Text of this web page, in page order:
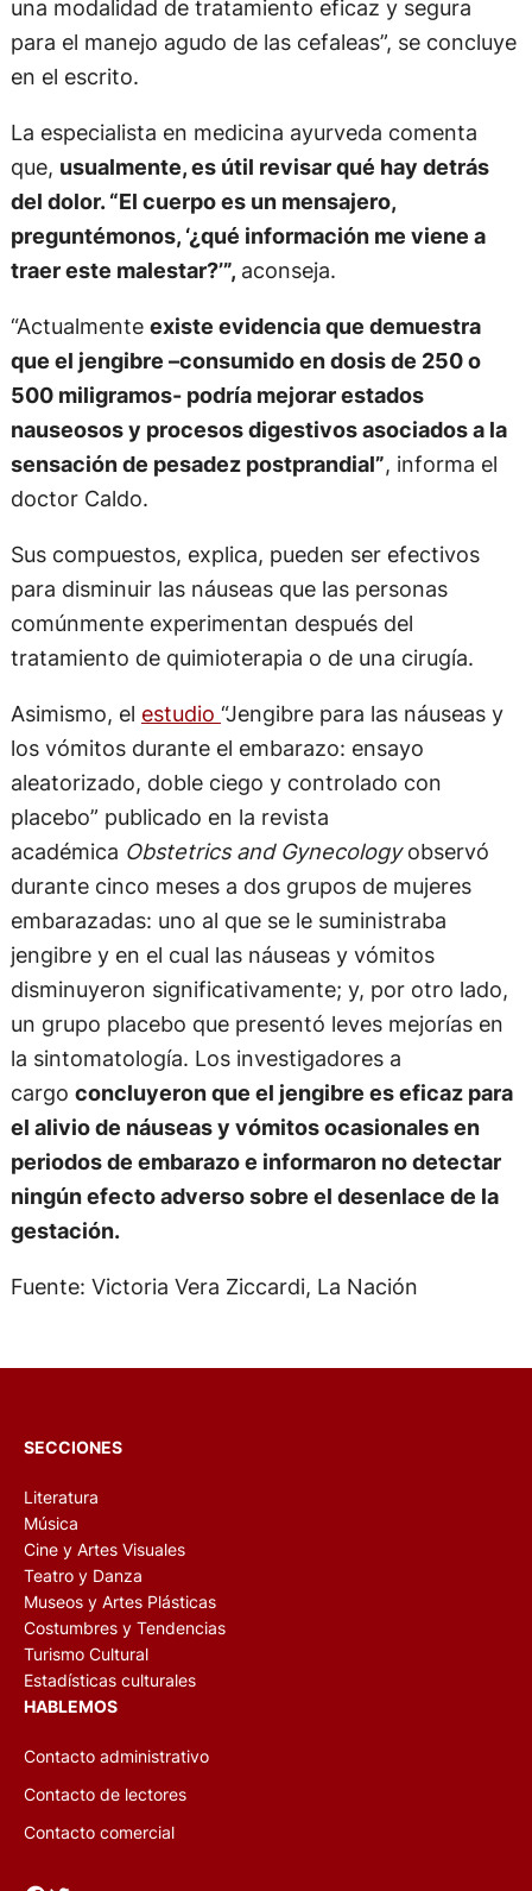
una modalidad de tratamiento eficaz y segura
para el manejo agudo de las cefaleas”, se concluye
en el escrito.
La especialista en medicina ayurveda comenta
que, usualmente, es útil revisar qué hay detrás
del dolor. “El cuerpo es un mensajero,
preguntémonos, ‘¿qué información me viene a
traer este malestar?’”, aconseja.
“Actualmente existe evidencia que demuestra
que el jengibre –consumido en dosis de 250 o
500 miligramos- podría mejorar estados
nauseosos y procesos digestivos asociados a la
sensación de pesadez postprandial”, informa el
doctor Caldo.
Sus compuestos, explica, pueden ser efectivos
para disminuir las náuseas que las personas
comúnmente experimentan después del
tratamiento de quimioterapia o de una cirugía.
Asimismo, el estudio “Jengibre para las náuseas y
los vómitos durante el embarazo: ensayo
aleatorizado, doble ciego y controlado con
placebo” publicado en la revista
académica Obstetrics and Gynecologyobservó
durante cinco meses a dos grupos de mujeres
embarazadas: uno al que se le suministraba
jengibre y en el cual las náuseas y vómitos
disminuyeron significativamente; y, por otro lado,
un grupo placebo que presentó leves mejorías en
la sintomatología. Los investigadores a
cargo concluyeron que el jengibre es eficaz para
el alivio de náuseas y vómitos ocasionales en
periodos de embarazo e informaron no detectar
ningún efecto adverso sobre el desenlace de la
gestación.
Fuente: Victoria Vera Ziccardi, La Nación
SECCIONES
Literatura
Música
Cine y Artes Visuales
Teatro y Danza
Museos y Artes Plásticas
Costumbres y Tendencias
Turismo Cultural
Estadísticas culturales
HABLEMOS
Contacto administrativo
Contacto de lectores
Contacto comercial